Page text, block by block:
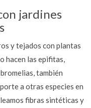
jardines
y tejados con plantas
hacen las epifitas,
también
a otras especies en
fibras sintéticas y